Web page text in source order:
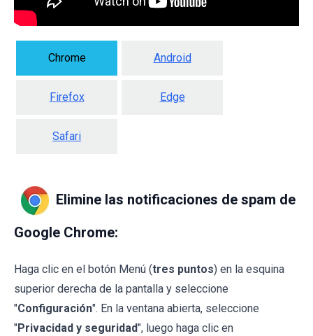
Chrome Android
Firefox Edge
Safari
Elimine las notificaciones de spam de
Google Chrome:
Haga clic en el botón Menú (tres puntos) en la esquina
superior derecha de la pantalla y seleccione
"Configuración". En la ventana abierta, seleccione
"Privacidad y seguridad", luego haga clic en